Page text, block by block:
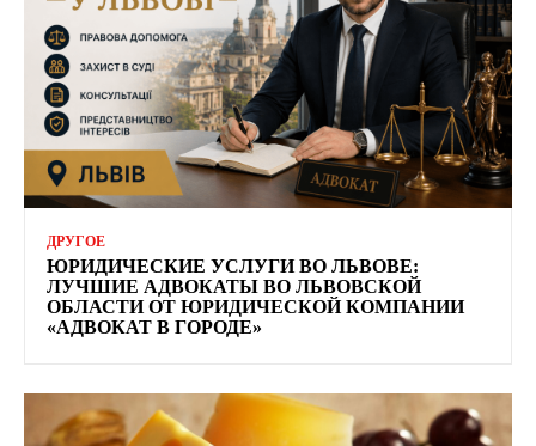
ДРУГОЕ
ЮРИДИЧЕСКИЕ УСЛУГИ ВО ЛЬВОВЕ:
ЛУЧШИЕ АДВОКАТЫ ВО ЛЬВОВСКОЙ
ОБЛАСТИ ОТ ЮРИДИЧЕСКОЙ КОМПАНИИ
«АДВОКАТ В ГОРОДЕ»